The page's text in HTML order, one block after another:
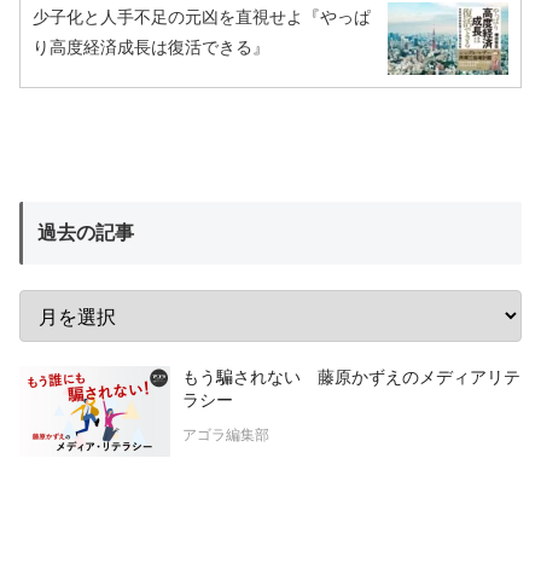
少子化と人手不足の元凶を直視せよ『やっぱ
り高度経済成長は復活できる』
過去の記事
もう騙されない 藤原かずえのメディアリテ
ラシー
アゴラ編集部